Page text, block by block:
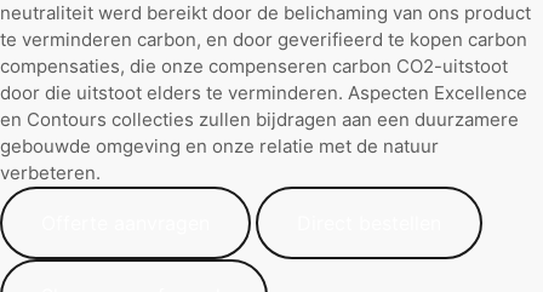
neutraliteit werd bereikt door de belichaming van ons product
te verminderen carbon, en door geverifieerd te kopen carbon
compensaties, die onze compenseren carbon CO2-uitstoot
door die uitstoot elders te verminderen. Aspecten Excellence
en Contours collecties zullen bijdragen aan een duurzamere
gebouwde omgeving en onze relatie met de natuur
verbeteren.